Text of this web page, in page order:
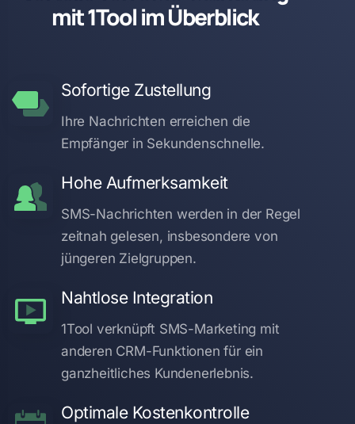
mit 1Tool im Überblick
Sofortige Zustellung
Ihre Nachrichten erreichen die
Empfänger in Sekundenschnelle.
Hohe Aufmerksamkeit
SMS-Nachrichten werden in der Regel
zeitnah gelesen, insbesondere von
jüngeren Zielgruppen.
Nahtlose Integration
1Tool verknüpft SMS-Marketing mit
anderen CRM-Funktionen für ein
ganzheitliches Kundenerlebnis.
Optimale Kostenkontrolle